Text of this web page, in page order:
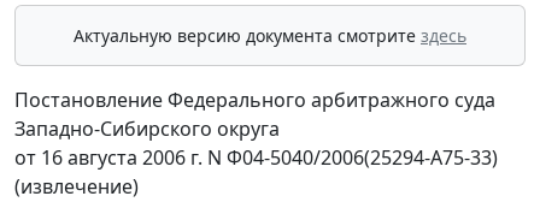
Актуальную версию документа смотрите здесь
Постановление Федерального арбитражного суда
Западно-Сибирского округа
от 16 августа 2006 г. N Ф04-5040/2006(25294-А75-33)
(извлечение)